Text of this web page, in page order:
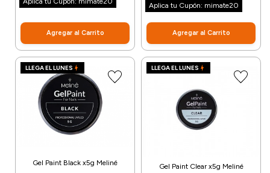
Agregar al Carrito
Aplica tu Cupón: mimate20
Agregar al Carrito
LLEGA EL LUNES
Gel Paint Black x5g Meliné
LLEGA EL LUNES
Gel Paint Clear x5g Meliné